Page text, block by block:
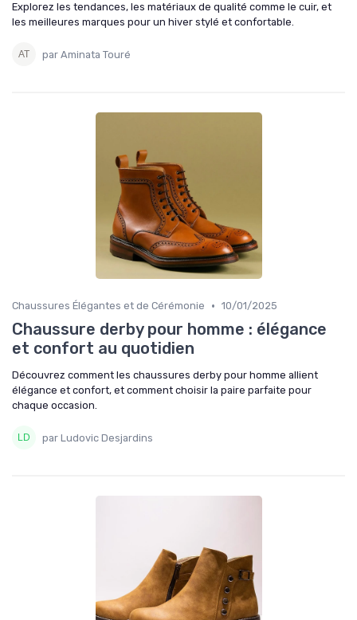
Explorez les tendances, les matériaux de qualité comme le cuir, et
les meilleures marques pour un hiver stylé et confortable.
par Aminata Touré
Chaussures Élégantes et de Cérémonie • 10/01/2025
Chaussure derby pour homme : élégance
et confort au quotidien
Découvrez comment les chaussures derby pour homme allient
élégance et confort, et comment choisir la paire parfaite pour
chaque occasion.
par Ludovic Desjardins